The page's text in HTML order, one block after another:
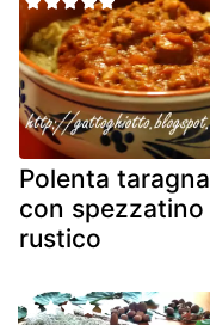
Polenta taragna
con spezzatino
rustico